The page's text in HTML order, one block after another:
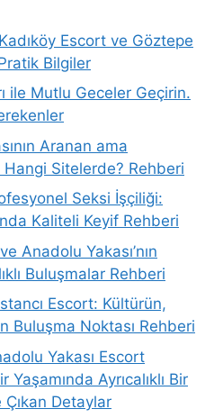
Escort ve Göztepe
Bilgiler
ile Mutlu Geceler Geçirin.
Aranan ama
Hangi Sitelerde? Rehberi
Seksi İşçiliği:
Kaliteli Keyif Rehberi
Anadolu Yakası’nın
Buluşmalar Rehberi
Escort: Kültürün,
Buluşma Noktası Rehberi
Yakası Escort
Ayrıcalıklı Bir
Detaylar